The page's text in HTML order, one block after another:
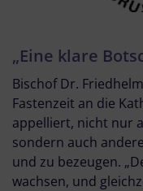
„Eine klare
Bischof Dr.
Fastenzeit an die
appelliert, nicht nur
sondern auch
und zu bezeugen.
wachsen, und